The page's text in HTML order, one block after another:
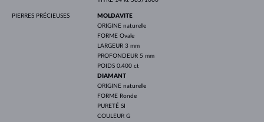
PIERRES PRÉCIEUSES
MOLDAVITE
ORIGINE naturelle
FORME Ovale
LARGEUR 3 mm
PROFONDEUR 5 mm
POIDS 0.400 ct
DIAMANT
ORIGINE naturelle
FORME Ronde
PURETÉ SI
COULEUR G